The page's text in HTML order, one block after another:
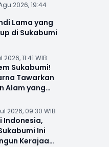
2026, 19:44
Lama yang
di Sukabumi
11:41 WIB
Sukabumi!
Tawarkan
Alam yang
2026, 09:30 WIB
Indonesia,
Ini
Kerajaan